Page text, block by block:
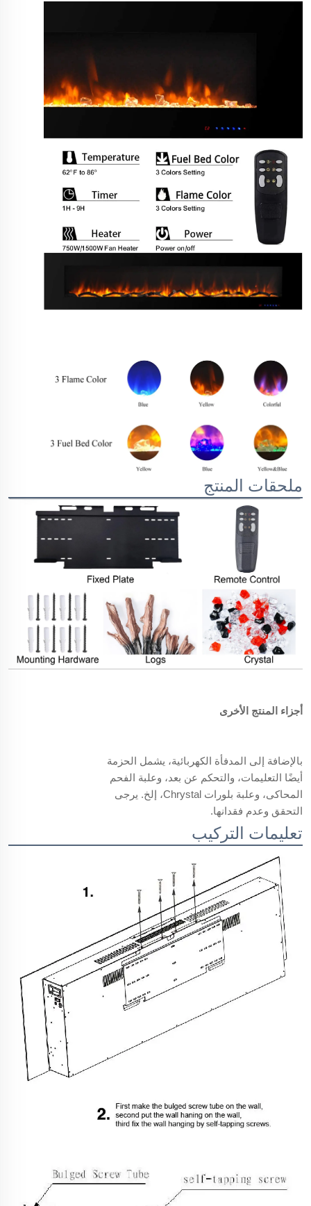
ملحقات المنتج
أجزاء المنتج الأخرى
بالإضافة إلى المدفأة الكهربائية، يشمل الحزمة
أيضًا التعليمات، والتحكم عن بعد، وعلبة الفحم
المحاكى، وعلبة بلورات Chrystal، إلخ. يرجى
التحقق وعدم فقدانها.
تعليمات التركيب